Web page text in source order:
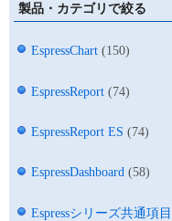
製品・カテゴリで絞る
EspressChart (150)
EspressReport (74)
EspressReport ES (74)
EspressDashboard (58)
Espressシリーズ共通項目